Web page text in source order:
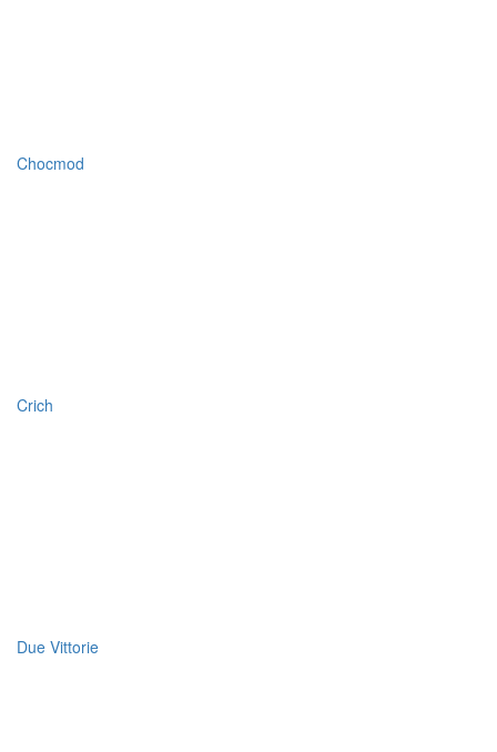
Chocmod
Crich
Due Vittorie